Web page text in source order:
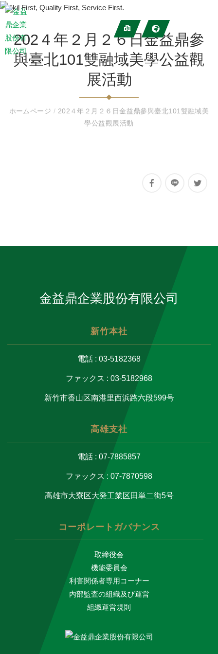
202４年２月２６日金益鼎參
與臺北101雙融域美學公益觀
展活動
ホームページ / 202４年２月２６日金益鼎參與臺北101雙融域美
學公益觀展活動
金益鼎企業股份有限公司
新竹本社
電話 : 03-5182368
ファックス : 03-5182968
新竹市香山区南港里西浜路六段599号
高雄支社
電話 : 07-7885857
ファックス : 07-7870598
高雄市大寮区大発工業区田単二街5号
コーポレートガバナンス
取締役会
機能委員会
利害関係者専用コーナー
内部監査の組織及び運営
組織運営規則